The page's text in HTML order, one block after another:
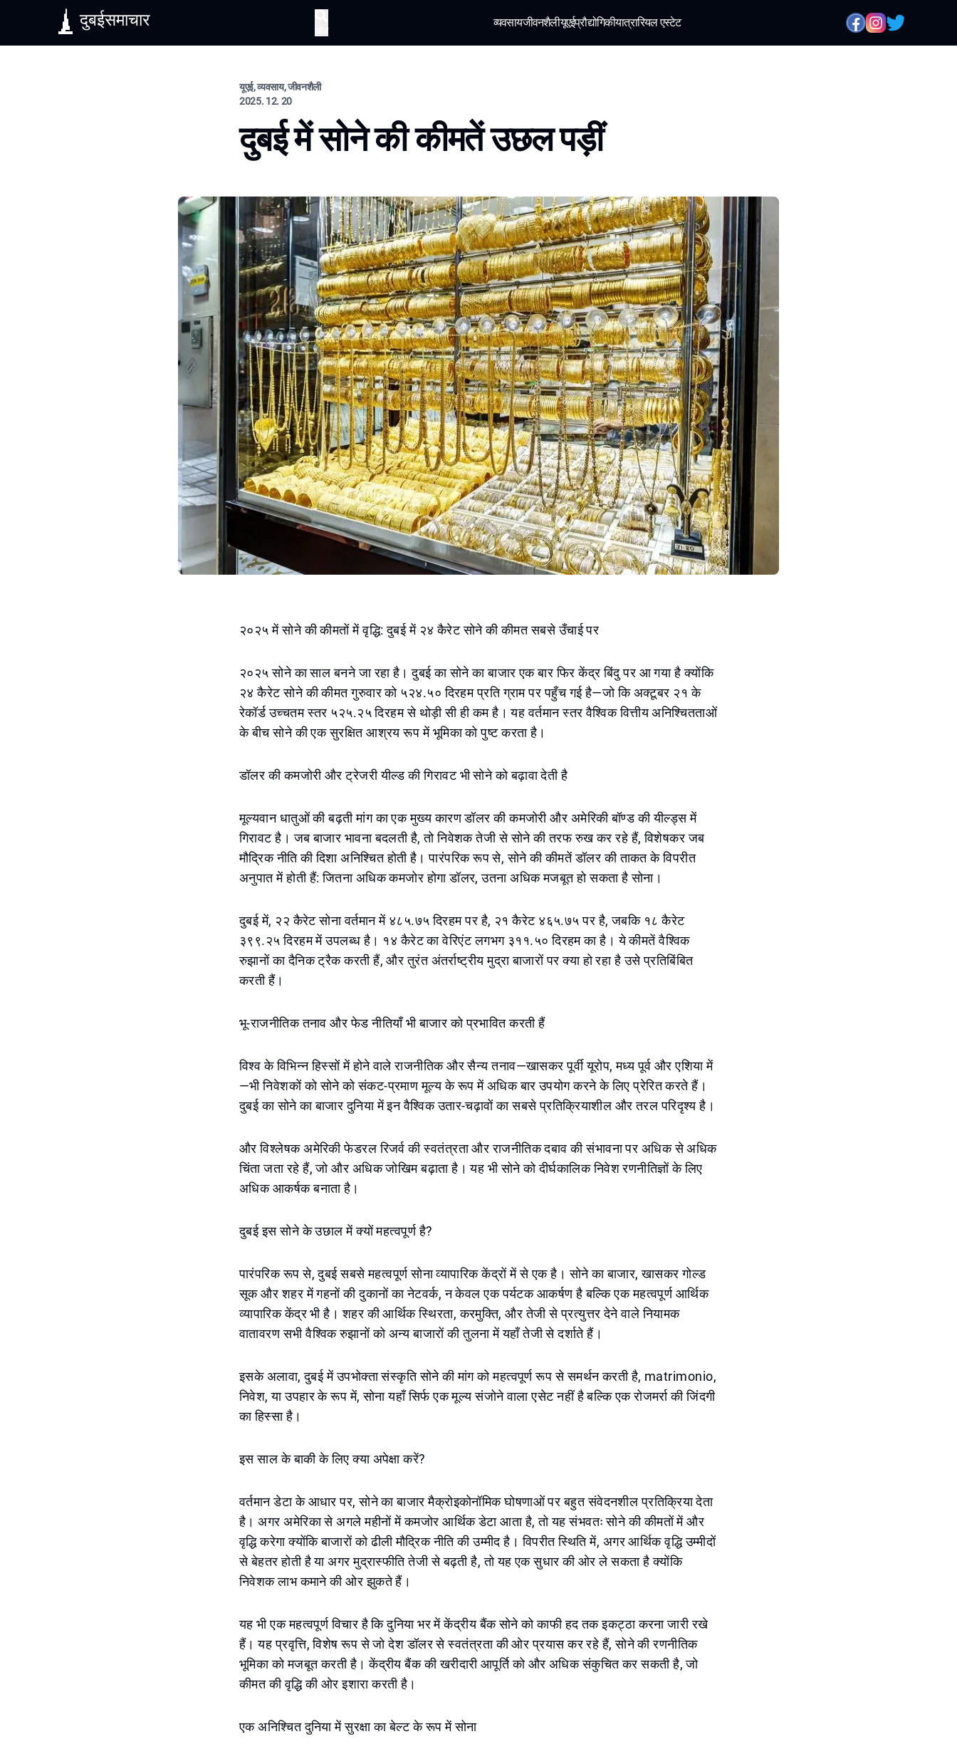
दुबईसमाचार व्यवसायजीवनशैलीयूएईप्रौद्योगिकीयात्रारियल एस्टेट
यूएई, व्यवसाय, जीवनशैली
2025. 12. 20
दुबई में सोने की कीमतें उछल पड़ीं
२०२५ में सोने की कीमतों में वृद्धि: दुबई में २४ कैरेट सोने की कीमत सबसे उँचाई पर
२०२५ सोने का साल बनने जा रहा है। दुबई का सोने का बाजार एक बार फिर केंद्र बिंदु पर आ गया है क्योंकि
२४ कैरेट सोने की कीमत गुरुवार को ५२४.५० दिरहम प्रति ग्राम पर पहुँच गई है—जो कि अक्टूबर २१ के
रेकॉर्ड उच्चतम स्तर ५२५.२५ दिरहम से थोड़ी सी ही कम है। यह वर्तमान स्तर वैश्विक वित्तीय अनिश्चितताओं
के बीच सोने की एक सुरक्षित आश्रय रूप में भूमिका को पुष्ट करता है।
डॉलर की कमजोरी और ट्रेजरी यील्ड की गिरावट भी सोने को बढ़ावा देती है
मूल्यवान धातुओं की बढ़ती मांग का एक मुख्य कारण डॉलर की कमजोरी और अमेरिकी बॉण्ड की यील्ड्स में
गिरावट है। जब बाजार भावना बदलती है, तो निवेशक तेजी से सोने की तरफ रुख कर रहे हैं, विशेषकर जब
मौद्रिक नीति की दिशा अनिश्चित होती है। पारंपरिक रूप से, सोने की कीमतें डॉलर की ताकत के विपरीत
अनुपात में होती हैं: जितना अधिक कमजोर होगा डॉलर, उतना अधिक मजबूत हो सकता है सोना।
दुबई में, २२ कैरेट सोना वर्तमान में ४८५.७५ दिरहम पर है, २१ कैरेट ४६५.७५ पर है, जबकि १८ कैरेट
३९९.२५ दिरहम में उपलब्ध है। १४ कैरेट का वेरिएंट लगभग ३११.५० दिरहम का है। ये कीमतें वैश्विक
रुझानों का दैनिक ट्रैक करती हैं, और तुरंत अंतर्राष्ट्रीय मुद्रा बाजारों पर क्या हो रहा है उसे प्रतिबिंबित
करती हैं।
भू-राजनीतिक तनाव और फेड नीतियाँ भी बाजार को प्रभावित करती हैं
विश्व के विभिन्न हिस्सों में होने वाले राजनीतिक और सैन्य तनाव—खासकर पूर्वी यूरोप, मध्य पूर्व और एशिया में
—भी निवेशकों को सोने को संकट-प्रमाण मूल्य के रूप में अधिक बार उपयोग करने के लिए प्रेरित करते हैं।
दुबई का सोने का बाजार दुनिया में इन वैश्विक उतार-चढ़ावों का सबसे प्रतिक्रियाशील और तरल परिदृश्य है।
और विश्लेषक अमेरिकी फेडरल रिजर्व की स्वतंत्रता और राजनीतिक दबाव की संभावना पर अधिक से अधिक
चिंता जता रहे हैं, जो और अधिक जोखिम बढ़ाता है। यह भी सोने को दीर्घकालिक निवेश रणनीतिज्ञों के लिए
अधिक आकर्षक बनाता है।
दुबई इस सोने के उछाल में क्यों महत्वपूर्ण है?
पारंपरिक रूप से, दुबई सबसे महत्वपूर्ण सोना व्यापारिक केंद्रों में से एक है। सोने का बाजार, खासकर गोल्ड
सूक और शहर में गहनों की दुकानों का नेटवर्क, न केवल एक पर्यटक आकर्षण है बल्कि एक महत्वपूर्ण आर्थिक
व्यापारिक केंद्र भी है। शहर की आर्थिक स्थिरता, करमुक्ति, और तेजी से प्रत्युत्तर देने वाले नियामक
वातावरण सभी वैश्विक रुझानों को अन्य बाजारों की तुलना में यहाँ तेजी से दर्शाते हैं।
इसके अलावा, दुबई में उपभोक्ता संस्कृति सोने की मांग को महत्वपूर्ण रूप से समर्थन करती है, matrimonio,
निवेश, या उपहार के रूप में, सोना यहाँ सिर्फ एक मूल्य संजोने वाला एसेट नहीं है बल्कि एक रोजमर्रा की जिंदगी
का हिस्सा है।
इस साल के बाकी के लिए क्या अपेक्षा करें?
वर्तमान डेटा के आधार पर, सोने का बाजार मैक्रोइकोनॉमिक घोषणाओं पर बहुत संवेदनशील प्रतिक्रिया देता
है। अगर अमेरिका से अगले महीनों में कमजोर आर्थिक डेटा आता है, तो यह संभवतः सोने की कीमतों में और
वृद्धि करेगा क्योंकि बाजारों को ढीली मौद्रिक नीति की उम्मीद है। विपरीत स्थिति में, अगर आर्थिक वृद्धि उम्मीदों
से बेहतर होती है या अगर मुद्रास्फीति तेजी से बढ़ती है, तो यह एक सुधार की ओर ले सकता है क्योंकि
निवेशक लाभ कमाने की ओर झुकते हैं।
यह भी एक महत्वपूर्ण विचार है कि दुनिया भर में केंद्रीय बैंक सोने को काफी हद तक इकट्ठा करना जारी रखे
हैं। यह प्रवृत्ति, विशेष रूप से जो देश डॉलर से स्वतंत्रता की ओर प्रयास कर रहे हैं, सोने की रणनीतिक
भूमिका को मजबूत करती है। केंद्रीय बैंक की खरीदारी आपूर्ति को और अधिक संकुचित कर सकती है, जो
कीमत की वृद्धि की ओर इशारा करती है।
एक अनिश्चित दुनिया में सुरक्षा का बेल्ट के रूप में सोना